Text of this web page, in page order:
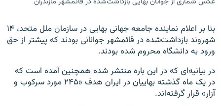
بنا بر اعلام نماینده جامعه جهانی بهایی در سازمان ملل متحد، ۱۴
شهروند بازداشت‌شده در قائمشهر جوانانی بودند که پیشتر از حق
ورود به دانشگاه محروم شده‌ بودند.
در بیانیه‌ای که در این باره منتشر شده همچنین آمده است که
در یک ماه گذشته بهاییان در ایران هدف «۲۴۵ مورد سرکوب و
آزار» قرار گرفته‌اند.